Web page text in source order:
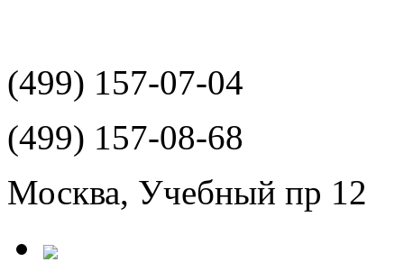
(499) 157-07-04
(499) 157-08-68
Москва, Учебный пр 12